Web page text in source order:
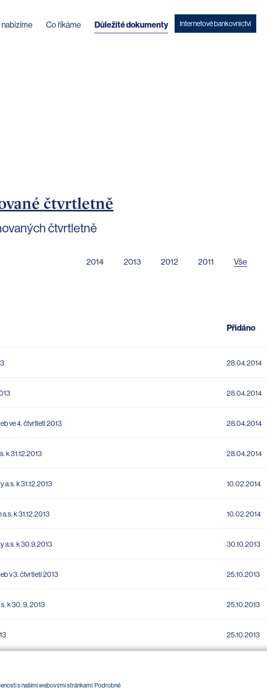
s našimi webovými stránkami. Podrobné
Co říkáme Důležité dokumenty Internetové bankovnictví
čtvrtletně
čtvrtletně
2014 2013 2012 2011 Vše
Přidáno
28.04.2014
28.04.2014
ve 4. čtvrtletí 2013 28.04.2014
k 31.12.2013 28.04.2014
a.s. k 31.12.2013 10.02.2014
k 31.12.2013 10.02.2014
a.s. k 30.9.2013 30.10.2013
v 3. čtvrtletí 2013 25.10.2013
k 30. 9. 2013 25.10.2013
25.10.2013